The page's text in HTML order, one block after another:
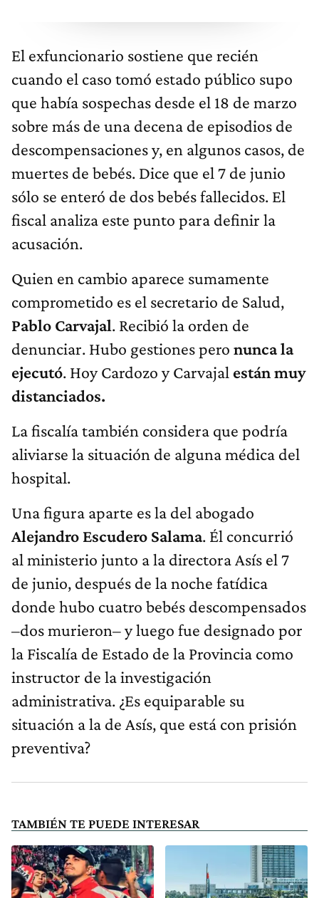
El exfuncionario sostiene que recién
cuando el caso tomó estado público supo
que había sospechas desde el 18 de marzo
sobre más de una decena de episodios de
descompensaciones y, en algunos casos, de
muertes de bebés. Dice que el 7 de junio
sólo se enteró de dos bebés fallecidos. El
fiscal analiza este punto para definir la
acusación.
Quien en cambio aparece sumamente
comprometido es el secretario de Salud,
Pablo Carvajal. Recibió la orden de
denunciar. Hubo gestiones pero nunca la
ejecutó. Hoy Cardozo y Carvajal están muy
distanciados.
La fiscalía también considera que podría
aliviarse la situación de alguna médica del
hospital.
Una figura aparte es la del abogado
Alejandro Escudero Salama. Él concurrió
al ministerio junto a la directora Asís el 7
de junio, después de la noche fatídica
donde hubo cuatro bebés descompensados
–dos murieron– y luego fue designado por
la Fiscalía de Estado de la Provincia como
instructor de la investigación
administrativa. ¿Es equiparable su
situación a la de Asís, que está con prisión
preventiva?
TAMBIÉN TE PUEDE INTERESAR